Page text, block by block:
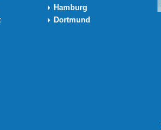
Hamburg
Dortmund